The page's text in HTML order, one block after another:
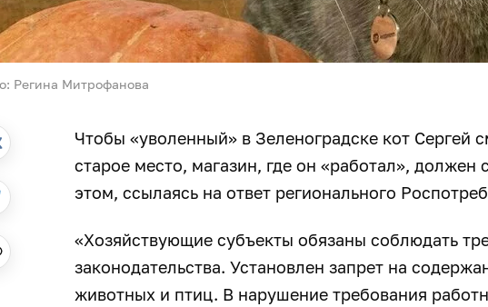
Регина Митрофанова
Чтобы «уволенный» в Зеленоградске кот Сергей
старое место, магазин, где он «работал»,
этом, ссылаясь на ответ регионального
«Хозяйствующие субъекты обязаны соблюдать
законодательства. Установлен запрет на
животных и птиц. В нарушение требования